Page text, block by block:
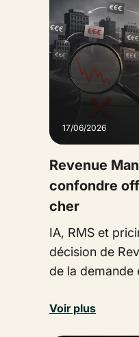
17/06/2026
Revenue
confondre
cher
IA, RMS et
décision de
de la demande
Voir plus